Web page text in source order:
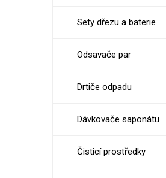
Sety dřezu a baterie
Odsavače par
Drtiče odpadu
Dávkovače saponátu
Čisticí prostředky